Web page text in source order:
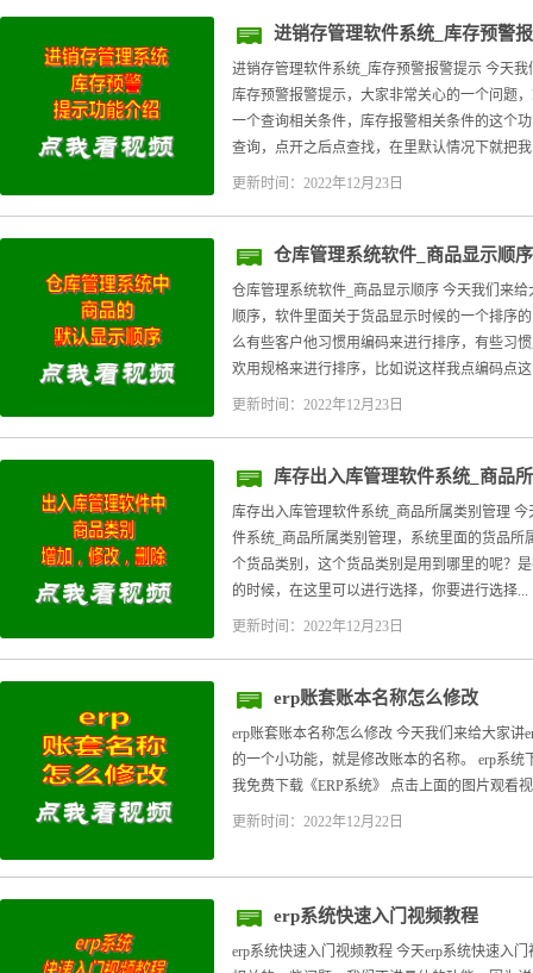
进销存管理软件系统_库存预警
进销存管理软件系统_库存预警报警提示 今天
库存预警报警提示，大家非常关心的一个问题
一个查询相关条件，库存报警相关条件的这个
查询，点开之后点查找，在里默认情况下就把
更新时间：2022年12月23日
仓库管理系统软件_商品显示顺序
仓库管理系统软件_商品显示顺序 今天我们来
顺序，软件里面关于货品显示时候的一个排序
么有些客户他习惯用编码来进行排序，有些习
欢用规格来进行排序，比如说这样我点编码点
更新时间：2022年12月23日
库存出入库管理软件系统_商品
库存出入库管理软件系统_商品所属类别管理
件系统_商品所属类别管理，系统里面的货品
个货品类别，这个货品类别是用到哪里的呢？
的时候，在这里可以进行选择，你要进行选择...
更新时间：2022年12月23日
erp账套账本名称怎么修改
erp账套账本名称怎么修改 今天我们来给大家
的一个小功能，就是修改账本的名称。 erp系统
我免费下载《ERP系统》 点击上面的图片观看
更新时间：2022年12月22日
erp系统快速入门视频教程
erp系统快速入门视频教程 今天erp系统快速入